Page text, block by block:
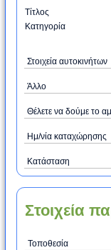
Τίτλος
Κατηγορία
Στοιχεία αυτοκινήτων
Άλλo
Θέλετε να δούμε το
Ημ/νία καταχώρησης
Κατάσταση
Στοιχεία
Τοποθεσία